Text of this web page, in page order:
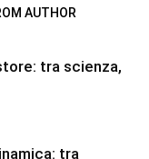
AUTHOR
tra scienza,
tra